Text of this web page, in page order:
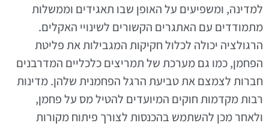
למדינה, ומשפיעים על האופן שבו תאגידים וממשלות
מתמודדים עם האתגרים הקשורים לשינויי האקלים.
הרגולציה יכולה לכלול חקיקות המגבילות את פליטת
הפחמן, כמו גם מערכת של תמריצים כלכליים המדרבנים
חברות לצמצם את טביעת הרגל הפחמנית שלהן. מדינות
רבות מקדמות חוקים המיועדים להטיל מס על פחמן,
ולאחר מכן להשתמש בהכנסות לצורך פיתוח מקורות